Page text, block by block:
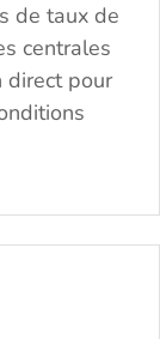
de taux de
centrales
direct pour